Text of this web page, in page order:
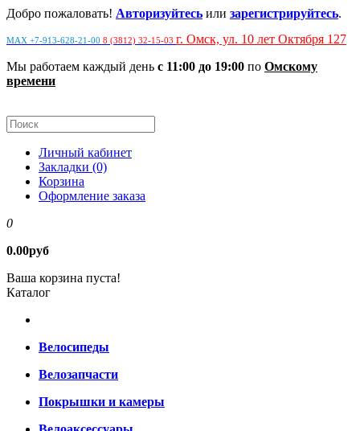
Добро пожаловать! Авторизуйтесь или зарегистрируйтесь.
MAX +7-913-628-21-00 8 (3812) 32-15-03 г. Омск, ул. 10 лет Октября 127
Мы работаем каждый день с 11:00 до 19:00 по Омскому
времени
Личный кабинет
Закладки (0)
Корзина
Оформление заказа
0
0.00руб
Ваша корзина пуста!
Каталог
Велосипеды
Велозапчасти
Покрышки и камеры